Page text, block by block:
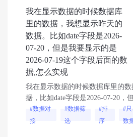
我在显示数据的时候数据库
里的数据，我想显示昨天的
数据。比如date字段是2026-
07-20，但是我要显示的是
2026-07-19这个字段后面的数
据,怎么实现
我在显示数据的时候数据库里的
据，比如date字段是2026-07-20，
07-19这个字段后面的数据,怎么
#数据对
接
#数据筛
选
#排
序
#
数